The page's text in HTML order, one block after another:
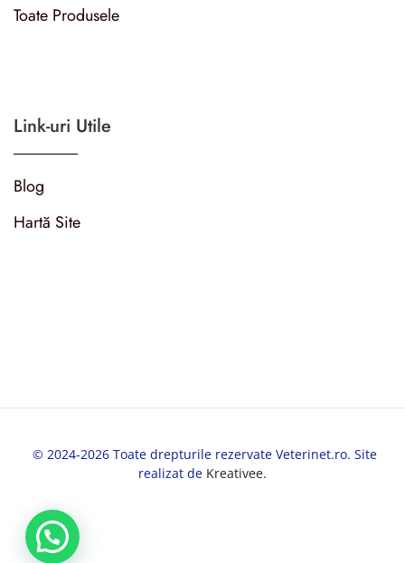
Toate Produsele
Link-uri Utile
Blog
Hartă Site
© 2024-2026 Toate drepturile rezervate Veterinet.ro. Site
realizat de Kreativee.